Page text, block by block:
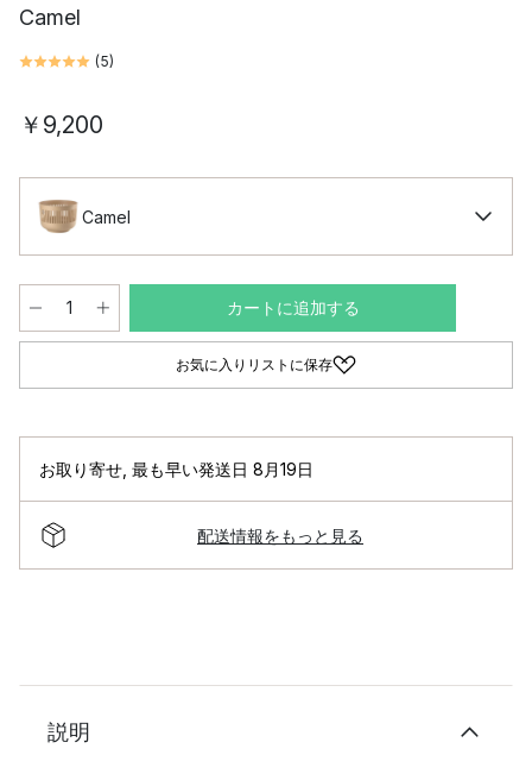
Camel
(5)
￥9,200
Camel
カートに追加する
お気に入りリストに保存
お取り寄せ 最も早い発送日 8月19日
配送情報をもっと見る
説明